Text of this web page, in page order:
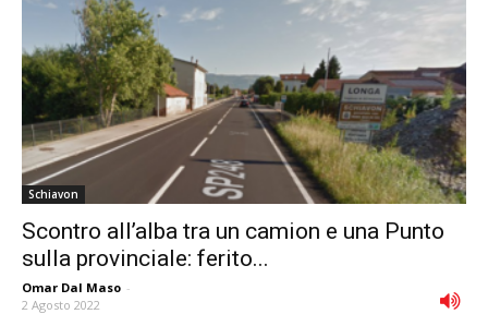
Schiavon
Scontro all’alba tra un camion e una Punto
sulla provinciale: ferito...
Omar Dal Maso -
2 Agosto 2022